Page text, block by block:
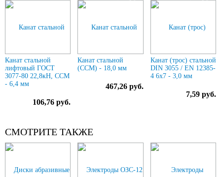
Канат стальной
лифтовый ГОСТ
3077-80 22,8кН, ССМ
- 6,4 мм
106,76 руб.
Канат стальной
(ССМ) - 18,0 мм
467,26 руб.
Канат (трос) стальной
DIN 3055 / EN 12385-
4 6x7 - 3,0 мм
7,59 руб.
СМОТРИТЕ ТАКЖЕ